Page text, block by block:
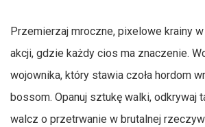
Przemierzaj mroczne, pixelowe krainy
akcji, gdzie każdy cios ma znaczenie.
wojownika, który stawia czoła hordom
bossom. Opanuj sztukę walki, odkrywaj
walcz o przetrwanie w brutalnej